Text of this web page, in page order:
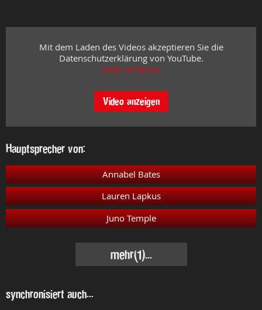
Mit dem Laden des Videos akzeptieren Sie die
Datenschutzerklärung von YouTube.
Mehr erfahren
Video anzeigen
Hauptsprecher von:
Annabel Bates
Lauren Lapkus
Juno Temple
mehr(1)...
synchronisiert auch...